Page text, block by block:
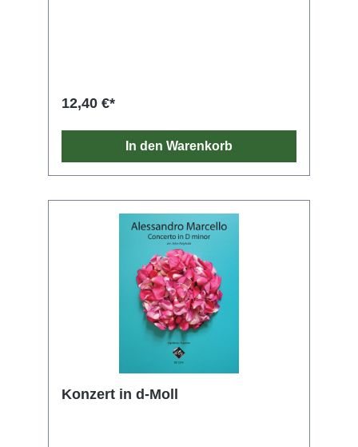
12,40 €*
In den Warenkorb
Konzert in d-Moll